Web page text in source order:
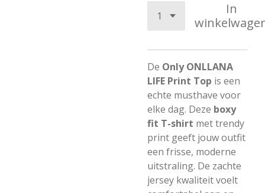
In
De Only ONLLANA
LIFE Print Top is een
echte musthave voor
elke dag. Deze boxy
fit T-shirt met trendy
print geeft jouw outfit
een frisse, moderne
uitstraling. De zachte
jersey kwaliteit voelt